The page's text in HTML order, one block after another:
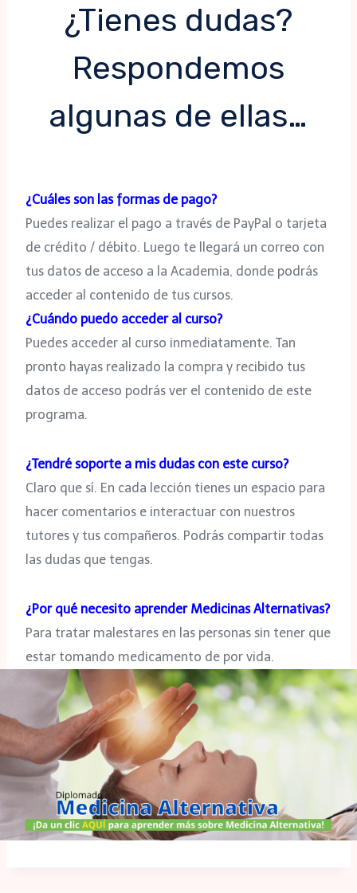
¿Tienes dudas?
Respondemos
algunas de ellas…
¿Cuáles son las formas de pago?
Puedes realizar el pago a través de PayPal o tarjeta
de crédito / débito. Luego te llegará un correo con
tus datos de acceso a la Academia, donde podrás
acceder al contenido de tus cursos.
¿Cuándo puedo acceder al curso?
Puedes acceder al curso inmediatamente. Tan
pronto hayas realizado la compra y recibido tus
datos de acceso podrás ver el contenido de este
programa.
¿Tendré soporte a mis dudas con este curso?
Claro que sí. En cada lección tienes un espacio para
hacer comentarios e interactuar con nuestros
tutores y tus compañeros. Podrás compartir todas
las dudas que tengas.
¿Por qué necesito aprender Medicinas Alternativas?
Para tratar malestares en las personas sin tener que
estar tomando medicamento de por vida.